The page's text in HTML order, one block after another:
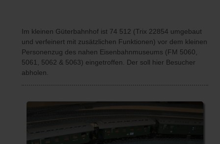
Im kleinen Güterbahnhof ist 74 512 (Trix 22854 umgebaut
und verfeinert mit zusätzlichen Funktionen) vor dem kleinen
Personenzug des nahen Eisenbahnmuseums (FM 5060,
5061, 5062 & 5063) eingetroffen. Der soll hier Besucher
abholen.